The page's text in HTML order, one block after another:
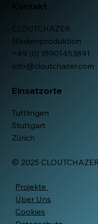
Kontakt
CLOUTCHAZER
Medienproduktion
+49 (0) 15901453891
info@cloutchazer.com
Einsatzorte
Tuttlingen
Stuttgart
Zürich
© 2025
Projekte
Über Uns
Cookies